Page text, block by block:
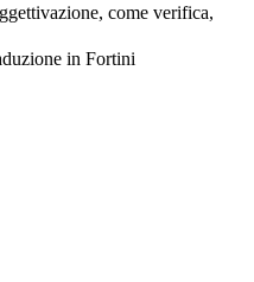
come verifica,
in Fortini